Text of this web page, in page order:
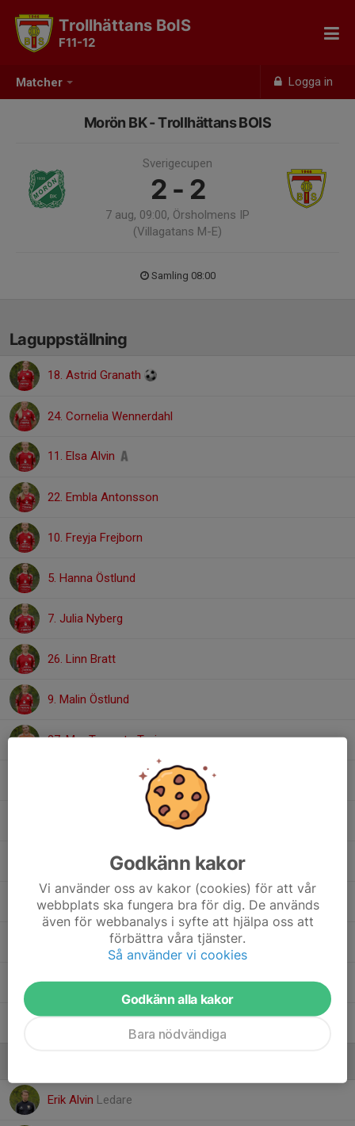
Matcher Logga in
Trollhättans BoIS
F11-12
Morön BK - Trollhättans BOIS
Sverigecupen
2 - 2
7 aug, 09:00, Örsholmens IP
(Villagatans M-E)
Samling 08:00
Laguppställning
18. Astrid Granath
24. Cornelia Wennerdahl
11. Elsa Alvin
22. Embla Antonsson
10. Freyja Frejborn
5. Hanna Östlund
7. Julia Nyberg
26. Linn Bratt
9. Malin Östlund
27. Mar Torrente Turino
17. Milla Augustsson
12. Nellie Ljunggren Skoog
20. Signe Milding
19. Stella Hiltunen
28. Tyra Carlsson
13. Vera Spetz
Erik Alvin Ledare
Godkänn kakor
Vi använder oss av kakor (cookies) för att vår
webbplats ska fungera bra för dig. De används
även för webbanalys i syfte att hjälpa oss att
förbättra våra tjänster.
Så använder vi cookies
Godkänn alla kakor
Bara nödvändiga